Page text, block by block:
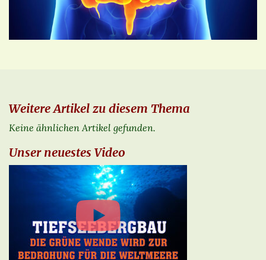
Weitere Artikel zu diesem Thema
Keine ähnlichen Artikel gefunden.
Unser neuestes Video